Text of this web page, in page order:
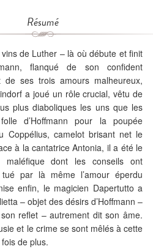
Résumé
de Luther – là où débute et finit
flanqué de son confident
de ses trois amours malheureux,
a joué un rôle crucial, vêtu de
plus diaboliques les uns que les
d’Hoffmann pour la poupée
Coppélius, camelot brisant net le
à la cantatrice Antonia, il a été le
maléfique dont les conseils ont
par là même l’amour éperdu
enfin, le magicien Dapertutto a
– objet des désirs d’Hoffmann –
reflet – autrement dit son âme.
et le crime se sont mêlés à cette
de plus.